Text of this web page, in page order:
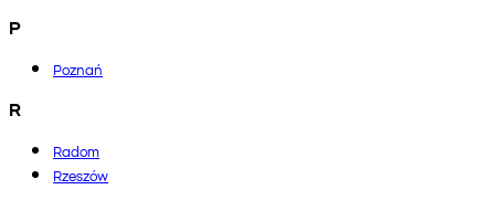
P
Poznań
R
Radom
Rzeszów